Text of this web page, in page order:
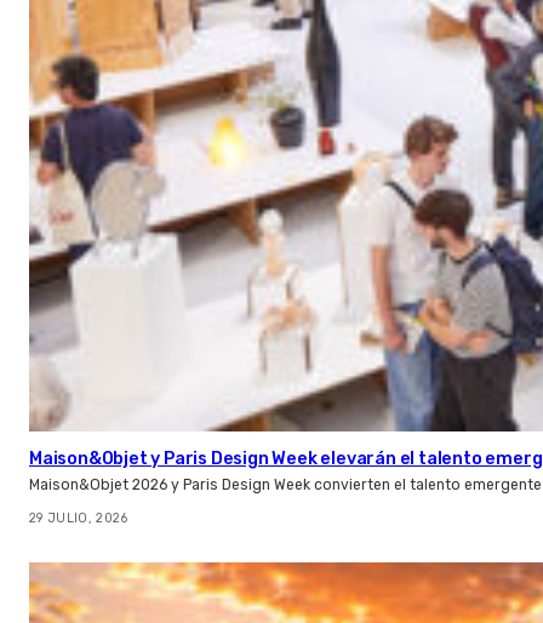
Maison&Objet y Paris Design Week elevarán el talento
Maison&Objet 2026 y Paris Design Week convierten el talento
29 JULIO, 2026